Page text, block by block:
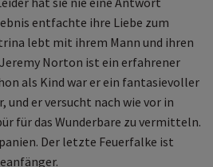
entfachte ihre Liebe zum
lebt mit ihrem Mann und ihren
Norton ist ein erfahrener
als Kind war er ein fantasievoller
er versucht nach wie vor in
für das Wunderbare zu vermitteln.
Der letzte Feuerfalke ist